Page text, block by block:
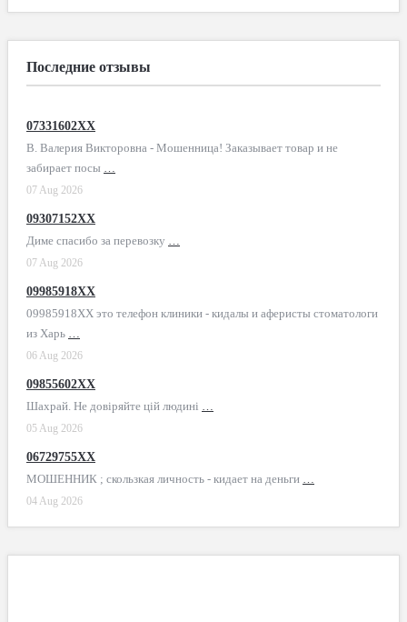
Последние отзывы
07331602XX
В. Валерия Викторовна - Мошенница! Заказывает товар и не
забирает посы …
07 Aug 2026
09307152XX
Диме спасибо за перевозку …
07 Aug 2026
09985918XX
09985918XX это телефон клиники - кидалы и аферисты стоматологи
из Харь …
06 Aug 2026
09855602XX
Шахрай. Не довіряйте цій людині …
05 Aug 2026
06729755XX
МОШЕННИК ; скользкая личность - кидает на деньги …
04 Aug 2026